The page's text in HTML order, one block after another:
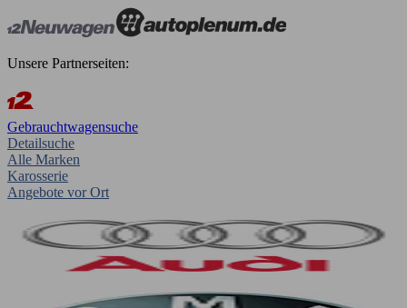
Unsere Partnerseiten:
Gebrauchtwagensuche
Detailsuche
Alle Marken
Karosserie
Angebote vor Ort